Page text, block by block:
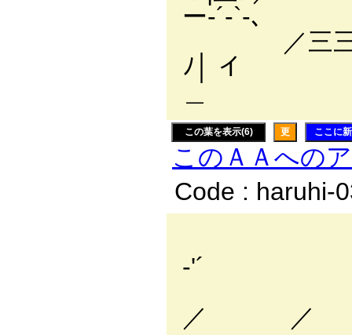
ー‐´-`-､
／三三三
ﾉ│
＿
この葉を表示(6) 更 ここに
このＡＡへの
Code : haruhi-
‐'´
／